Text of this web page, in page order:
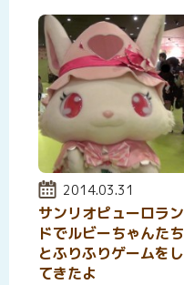
投稿日:
2014.03.31
サンリオピューロラン
ドでルビーちゃんたち
とふりふりゲームをし
てきたよ